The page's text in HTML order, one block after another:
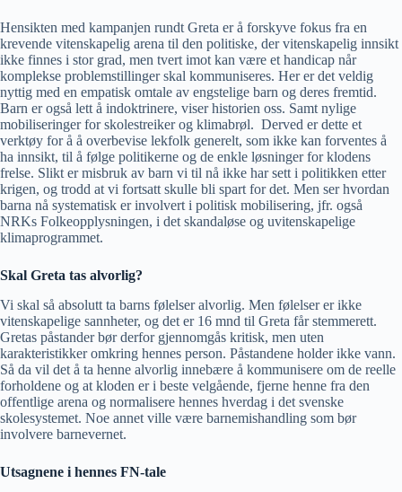
Hensikten med kampanjen rundt Greta er å forskyve fokus fra en
krevende vitenskapelig arena til den politiske, der vitenskapelig innsikt
ikke finnes i stor grad, men tvert imot kan være et handicap når
komplekse problemstillinger skal kommuniseres. Her er det veldig
nyttig med en empatisk omtale av engstelige barn og deres fremtid.
Barn er også lett å indoktrinere, viser historien oss. Samt nylige
mobiliseringer for skolestreiker og klimabrøl. Derved er dette et
verktøy for å å overbevise lekfolk generelt, som ikke kan forventes å
ha innsikt, til å følge politikerne og de enkle løsninger for klodens
frelse. Slikt er misbruk av barn vi til nå ikke har sett i politikken etter
krigen, og trodd at vi fortsatt skulle bli spart for det. Men ser hvordan
barna nå systematisk er involvert i politisk mobilisering, jfr. også
NRKs Folkeopplysningen, i det skandaløse og uvitenskapelige
klimaprogrammet.
Skal Greta tas alvorlig?
Vi skal så absolutt ta barns følelser alvorlig. Men følelser er ikke
vitenskapelige sannheter, og det er 16 mnd til Greta får stemmerett.
Gretas påstander bør derfor gjennomgås kritisk, men uten
karakteristikker omkring hennes person. Påstandene holder ikke vann.
Så da vil det å ta henne alvorlig innebære å kommunisere om de reelle
forholdene og at kloden er i beste velgående, fjerne henne fra den
offentlige arena og normalisere hennes hverdag i det svenske
skolesystemet. Noe annet ville være barnemishandling som bør
involvere barnevernet.
Utsagnene i hennes FN-tale